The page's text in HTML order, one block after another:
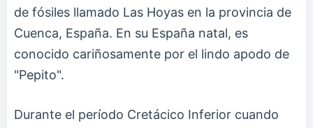
de fósiles llamado Las Hoyas en la provincia de
Cuenca, España. En su España natal, es
conocido cariñosamente por el lindo apodo de
"Pepito".
Durante el período Cretácico Inferior cuando